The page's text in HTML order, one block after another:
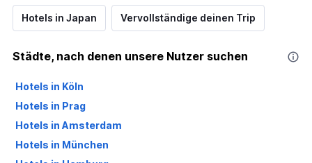
Hotels in Japan Vervollständige deinen Trip
Städte, nach denen unsere Nutzer suchen
Hotels in Köln
Hotels in Prag
Hotels in Amsterdam
Hotels in München